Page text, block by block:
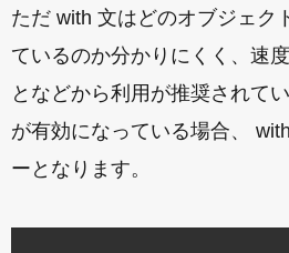
ただ with 文はどのオブジェク
ているのか分かりにくく、速
となどから利用が推奨されて
が有効になっている場合、
ーとなります。